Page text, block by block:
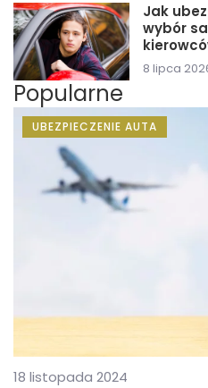
Jak
wybór
8 lipca
Popularne
UBEZPIECZENIE AUTA
18 listopada 2024